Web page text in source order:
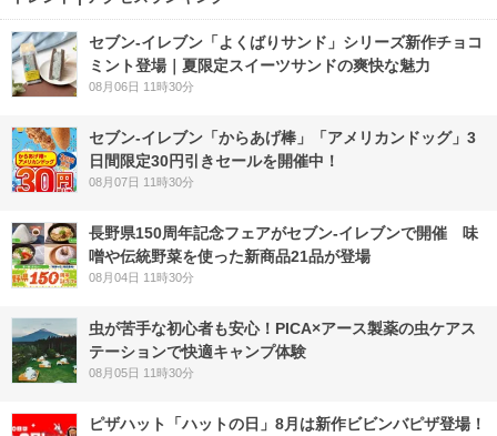
セブン‐イレブン「よくばりサンド」シリーズ新作チョコ
ミント登場｜夏限定スイーツサンドの爽快な魅力
08月06日 11時30分
セブン‐イレブン「からあげ棒」「アメリカンドッグ」3
日間限定30円引きセールを開催中！
08月07日 11時30分
長野県150周年記念フェアがセブン-イレブンで開催 味
噌や伝統野菜を使った新商品21品が登場
08月04日 11時30分
虫が苦手な初心者も安心！PICA×アース製薬の虫ケアス
テーションで快適キャンプ体験
08月05日 11時30分
ピザハット「ハットの日」8月は新作ビビンバピザ登場！